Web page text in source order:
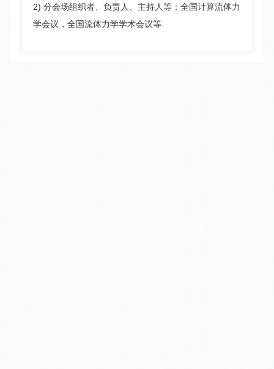
2) 分会场组织者、负责人、主持人等：全国计算流体力
学会议，全国流体力学学术会议等